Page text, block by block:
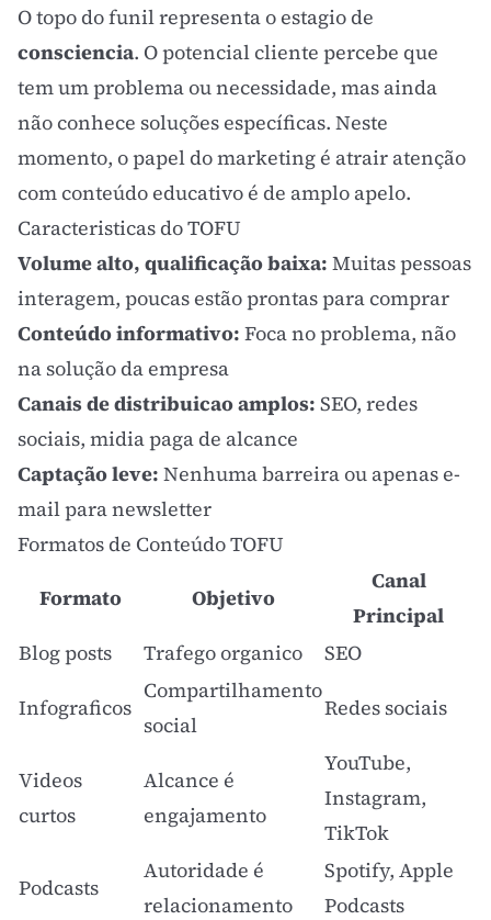
O topo do funil representa o estagio de
consciencia. O potencial cliente percebe que
tem um problema ou necessidade, mas ainda
não conhece soluções específicas. Neste
momento, o papel do marketing é atrair atenção
com conteúdo educativo é de amplo apelo.
Caracteristicas do TOFU
Volume alto, qualificação baixa: Muitas pessoas
interagem, poucas estão prontas para comprar
Conteúdo informativo: Foca no problema, não
na solução da empresa
Canais de distribuicao amplos: SEO, redes
sociais, midia paga de alcance
Captação leve: Nenhuma barreira ou apenas e-
mail paranewsletter
Formatos de Conteúdo TOFU
Formato
Objetivo
Canal
Principal
Blog posts
Trafego organico
SEO
Infograficos
Compartilhamento
social
Redes sociais
Videos
curtos
Alcance é
engajamento
YouTube,
Instagram,
TikTok
Podcasts
Autoridade é
relacionamento
Spotify, Apple
Podcasts